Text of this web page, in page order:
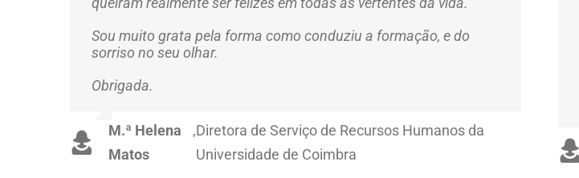
Sou muito grata pela forma como conduziu a formação, e do
sorriso no seu olhar.
Obrigada.
M.ª Helena
Matos
,Diretora de Serviço de Recursos Humanos da
Universidade de Coimbra